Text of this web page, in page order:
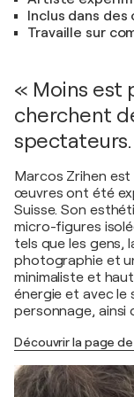
Inclus dans
Travaille sur
« Moins est
cherchent
Marcos Zrihen
œuvres ont été
Suisse. Son
micro-figures
tels que les gens,
photographie et
minimaliste et
énergie et avec le
personnage, ainsi
Découvrir la page